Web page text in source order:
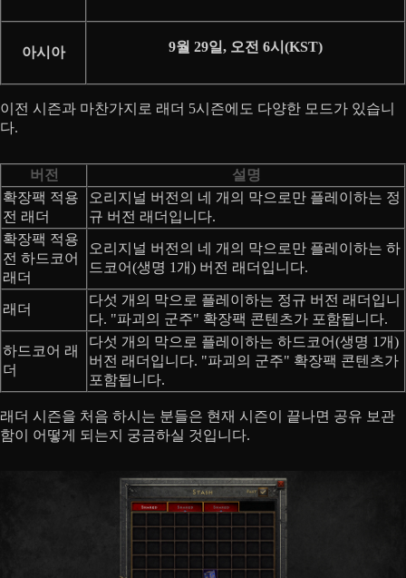
아시아 9월 29일, 오전 6시(KST)
이전 시즌과 마찬가지로 래더 5시즌에도 다양한 모드가 있습니
다.
버전
설명
확장팩 적용
전 래더
오리지널 버전의 네 개의 막으로만 플레이하는 정
규 버전 래더입니다.
확장팩 적용
전 하드코어
래더
오리지널 버전의 네 개의 막으로만 플레이하는 하
드코어(생명 1개) 버전 래더입니다.
래더
다섯 개의 막으로 플레이하는 정규 버전 래더입니
다. "파괴의 군주" 확장팩 콘텐츠가 포함됩니다.
하드코어 래
더
다섯 개의 막으로 플레이하는 하드코어(생명 1개)
버전 래더입니다. "파괴의 군주" 확장팩 콘텐츠가
포함됩니다.
래더 시즌을 처음 하시는 분들은 현재 시즌이 끝나면 공유 보관
함이 어떻게 되는지 궁금하실 것입니다.